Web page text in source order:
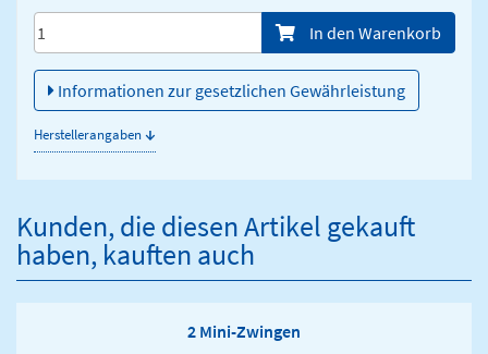
Menge/Pieces In den Warenkorb
Informationen zur gesetzlichen Gewährleistung
Herstellerangaben↓
Kunden, die diesen Artikel gekauft
haben, kauften auch
2 Mini-Zwingen